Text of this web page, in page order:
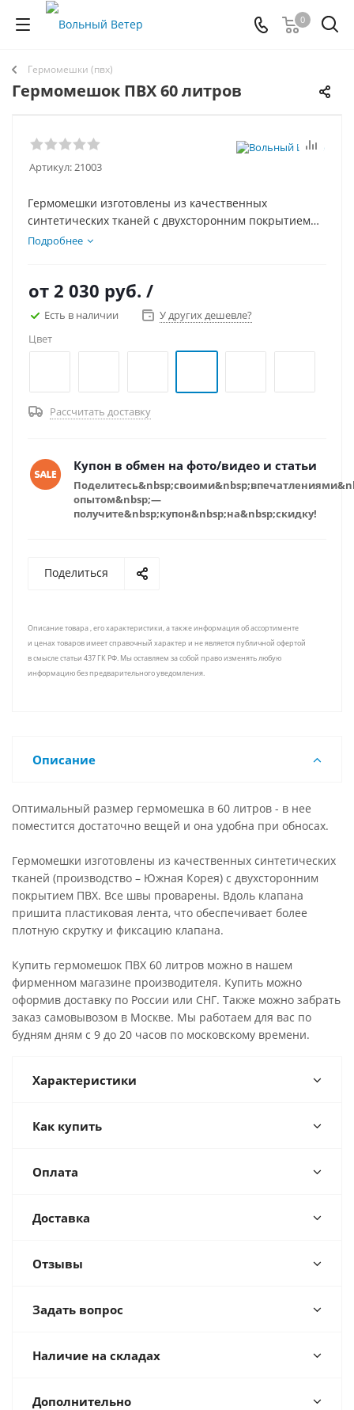
0
Гермомешки (пвх)
Гермомешок ПВХ 60 литров
Артикул:21003
Гермомешки изготовлены из качественных
синтетических тканей с двухсторонним покрытием
ПВХ. Все швы проварены. Вдоль клапана пришита
Подробнее
от 2 030 руб. /
Есть в наличии
У других дешевле?
Цвет
Рассчитать доставку
Купон в обмен на фото/видео и статьи
опытом&nbsp;—
получите&nbsp;купон&nbsp;на&nbsp;скидку!
Поделиться
Описание товара , его характеристики, а также информация об ассортименте
и ценах товаров имеет справочный характер и не является публичной офертой
в смысле статьи 437 ГК РФ. Мы оставляем за собой право изменять любую
информацию без предварительного уведомления.
Описание
Оптимальный размер гермомешка в 60 литров - в нее
поместится достаточно вещей и она удобна при обносах.
Гермомешки изготовлены из качественных синтетических
тканей (производство – Южная Корея) с двухсторонним
покрытием ПВХ. Все швы проварены. Вдоль клапана
пришита пластиковая лента, что обеспечивает более
плотную скрутку и фиксацию клапана.
Купить гермомешок ПВХ 60 литров можно в нашем
фирменном магазине производителя. Купить можно
оформив доставку по России или СНГ. Также можно забрать
заказ самовывозом в Москве. Мы работаем для вас по
будням дням с 9 до 20 часов по московскому времени.
Характеристики
Как купить
Оплата
Доставка
Отзывы
Задать вопрос
Наличие на складах
Дополнительно